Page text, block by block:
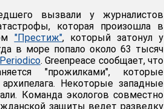
вызвали у журналистов
которая произошла в
"Престиж", который затонул у
в море попало около 63 тысяч
. Greenpeace сообщает, что
"прожилками", которые
Некоторые западные
Команда экологов совместно
защиты ведет разведку